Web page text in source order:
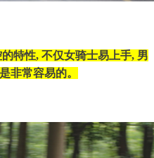
特性, 不仅女骑士易上手, 男
非常容易的。